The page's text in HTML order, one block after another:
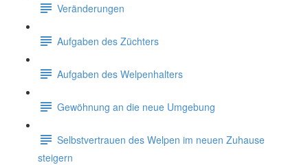
Veränderungen
Aufgaben des Züchters
Aufgaben des Welpenhalters
Gewöhnung an die neue Umgebung
Selbstvertrauen des Welpen im neuen Zuhause
steigern